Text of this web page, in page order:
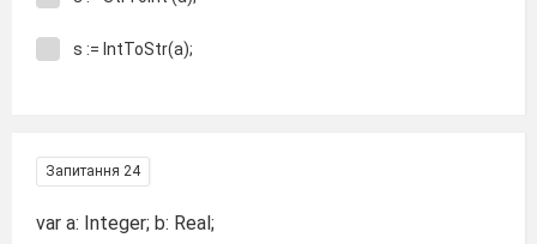
s := IntToStr(a);
Запитання 24
var a: Integer; b: Real;